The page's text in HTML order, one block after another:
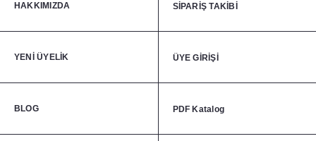
HAKKIMIZDA SİPARİŞ TAKİBİ
YENİ ÜYELİK ÜYE GİRİŞİ
BLOG PDF Katalog